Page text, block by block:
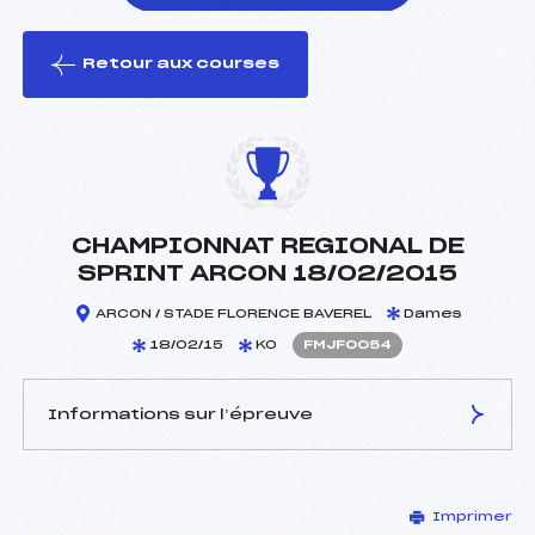
le ski
Retour aux courses
CHAMPIONNAT REGIONAL DE
SPRINT ARCON 18/02/2015
ARCON / STADE FLORENCE BAVEREL Dames
18/02/15 KO FMJF0054
Informations sur l’épreuve
FAVROT JEAN PHILIPPE
Imprimer